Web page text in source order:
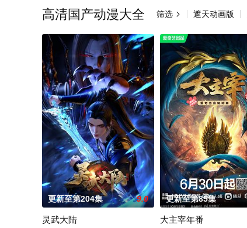
高清国产动漫大全 筛选  遮天动画版
更新至第204集 9.0
灵武大陆
更新至第85集
大主宰年番